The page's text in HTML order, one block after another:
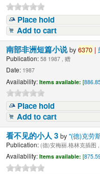
Place hold
Add to cart
南部非洲短篇小说by6370 |
Publication: 58 1987 , 赠
Date: 1987
Availability: Items available: [
Place hold
Add to cart
看不见的小人 3by"(德)克劳
Publication: (德)安梅丽.格林克插图
Availability: Items available: [